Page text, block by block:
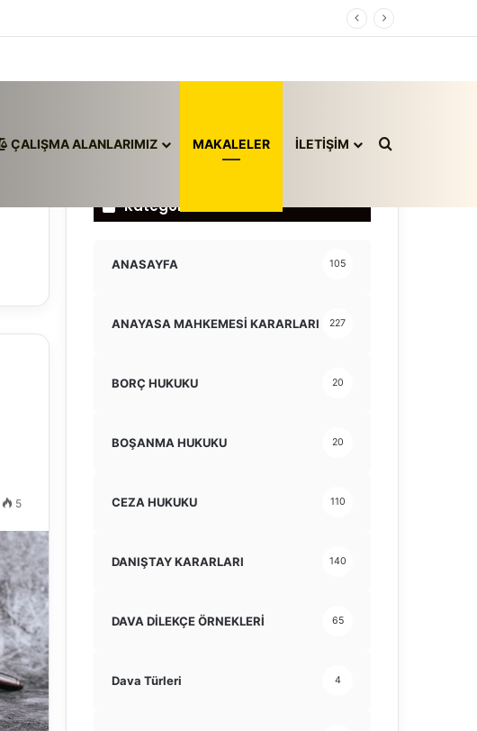
ÇALIŞMA ALANLARIMIZ MAKALELER İLETİŞİM Arama yap
5
Kategoriler
ANASAYFA 105
ANAYASA MAHKEMESİ KARARLARI 227
BORÇ HUKUKU 20
BOŞANMA HUKUKU 20
CEZA HUKUKU 110
DANIŞTAY KARARLARI 140
DAVA DİLEKÇE ÖRNEKLERİ 65
Dava Türleri 4